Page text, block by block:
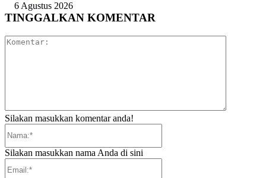
6 Agustus 2026
TINGGALKAN KOMENTAR
Silakan masukkan komentar anda!
Silakan masukkan nama Anda di sini